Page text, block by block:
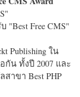
"Best Free CMS"
Publishing ใน
อกัน ทั้งปี 2007 และ
สาขา Best PHP